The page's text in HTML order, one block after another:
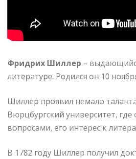
Фридрих Шиллер –
литературе. Родился он 10
Шиллер проявил немало
Вюрцбургский университет,
вопросами, его интерес к
В 1782 году Шиллер получил